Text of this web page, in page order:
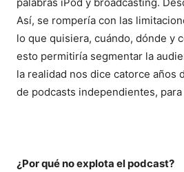
Así, se rompería con las
lo que quisiera, cuándo, dónde y
esto permitiría segmentar la
la realidad nos dice catorce años
de podcasts independientes,
¿Por qué no explota el podcast?